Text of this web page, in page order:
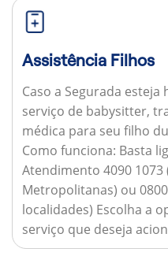
Assistência Filhos
Caso a Segurada
serviço de babysitter,
médica para seu filho
Como funciona: Basta
Atendimento 4090 1073
Metropolitanas) ou
localidades) Escolha a
serviço que deseja